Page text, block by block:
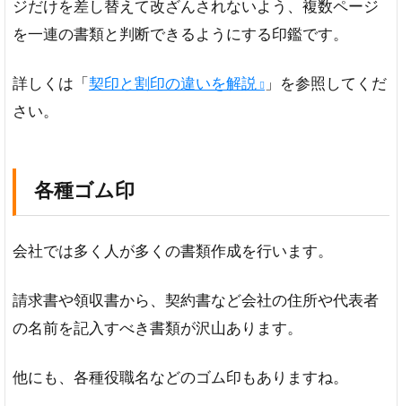
ジだけを差し替えて改ざんされないよう、複数ページ
を一連の書類と判断できるようにする印鑑です。
詳しくは「 契印と割印の違いを解説
」を参照してくだ
さい。
各種ゴム印
会社では多く人が多くの書類作成を行います。
請求書や領収書から、契約書など会社の住所や代表者
の名前を記入すべき書類が沢山あります。
他にも、各種役職名などのゴム印もありますね。